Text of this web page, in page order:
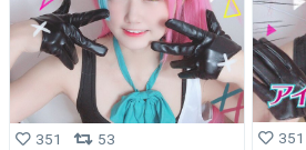
351
53
351